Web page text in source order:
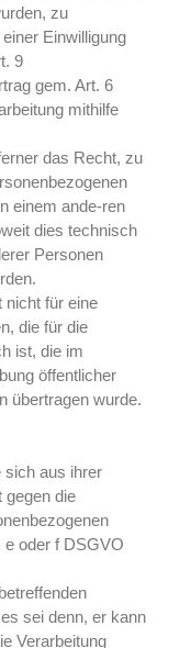
zu
Einwilligung
9
gem. Art. 6
mithilfe
das Recht, zu
einem ande-ren
dies technisch
Personen
nicht für eine
die für die
ist, die im
öffentlicher
übertragen wurde.
sich aus ihrer
gegen die
e oder f DSGVO
sei denn, er kann
Verarbeitung